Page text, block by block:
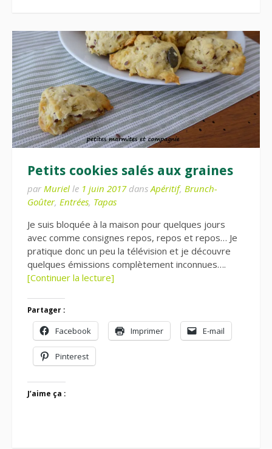
Petits cookies salés aux graines
par Muriel le 1 juin 2017dansApéritif, Brunch-
Goûter, Entrées, Tapas
Je suis bloquée à la maison pour quelques jours
avec comme consignes repos, repos et repos… Je
pratique donc un peu la télévision et je découvre
quelques émissions complètement inconnues….
[Continuer la lecture]
Partager :
Facebook Imprimer E-mail
Pinterest
J’aime ça :